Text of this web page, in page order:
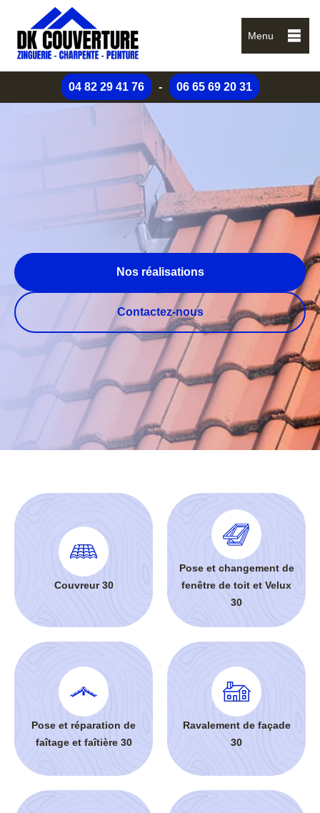
Menu
04 82 29 41 76 - 06 65 69 20 31
Nos réalisations
Contactez-nous
Couvreur 30
Pose et changement de
fenêtre de toit et Velux
30
Pose et réparation de
faîtage et faîtière 30
Ravalement de façade
30